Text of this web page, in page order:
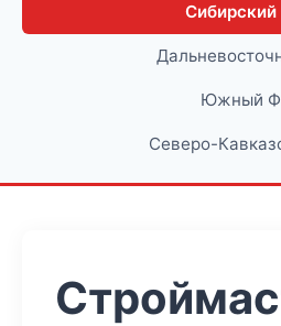
Южный
Северо-